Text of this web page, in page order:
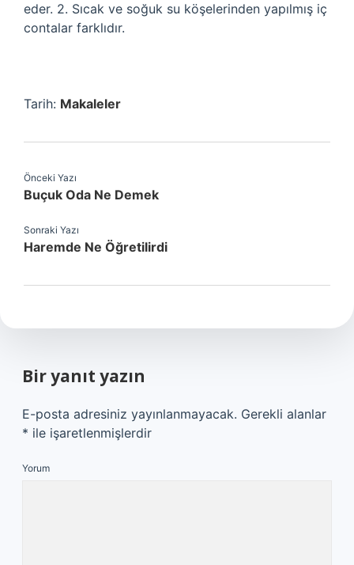
eder. 2. Sıcak ve soğuk su köşelerinden yapılmış iç
contalar farklıdır.
Tarih: Makaleler
Önceki Yazı
Buçuk Oda Ne Demek
Sonraki Yazı
Haremde Ne Öğretilirdi
Bir yanıt yazın
E-posta adresiniz yayınlanmayacak. Gerekli alanlar
* ile işaretlenmişlerdir
Yorum